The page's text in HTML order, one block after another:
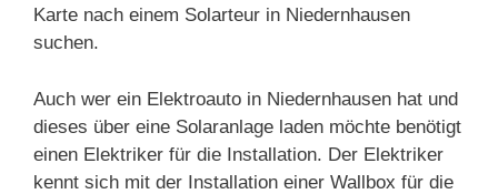
Karte nach einem Solarteur in Niedernhausen
suchen.
Auch wer ein Elektroauto in Niedernhausen hat und
dieses über eine Solaranlage laden möchte benötigt
einen Elektriker für die Installation. Der Elektriker
kennt sich mit der Installation einer Wallbox für die